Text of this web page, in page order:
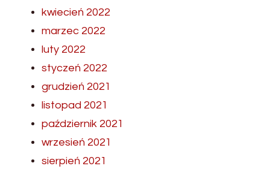
kwiecień 2022
marzec 2022
luty 2022
styczeń 2022
grudzień 2021
listopad 2021
październik 2021
wrzesień 2021
sierpień 2021